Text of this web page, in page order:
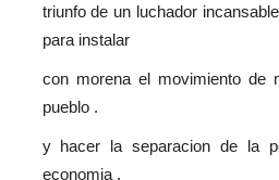
triunfo de un luchador
para instalar
con morena el movimiento de
pueblo .
y hacer la separacion de la
economia .